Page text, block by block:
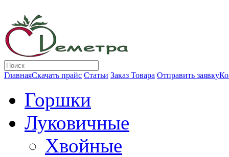
ГлавнаяСкачать прайс Статьи Заказ Товара Отправить заявку
Горшки
Луковичные
Хвойные